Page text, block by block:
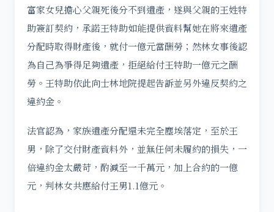
富家女兒擔心父親死後分不到遺產，遂與父親的王姓特
助簽訂契約，承諾王特助如能提供資料幫她在將來遺產
分配時取得財產後，就付一億元當酬勞；然林女事後認
為自己為爭得足夠遺產，拒絕給付王特助一億元之酬
勞。王特助依此向士林地院提起告訴並另外違反契約之
違約金。
法官認為，家族遺產分配還未完全塵埃落定，至於王
男，除了交付財產資料外，並無任何未履約的損失，一
倍違約金太嚴苛，酌減至一千萬元，加上合約的一億
元，判林女共應給付王男1.1億元。